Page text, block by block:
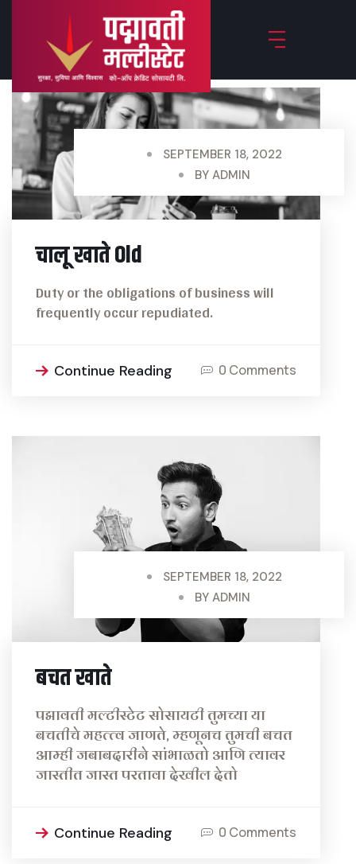
SEPTEMBER 18, 2022
BYADMIN
चालू खाते Old
Duty or the obligations of business will
frequently occur repudiated.
Continue Reading 0 Comments
SEPTEMBER 18, 2022
BYADMIN
बचत खाते
पद्मावती मल्टीस्टेट सोसायटी तुमच्या या
बचतीचे महत्त्व जाणते, म्हणूनच तुमची बचत
आम्ही जबाबदारीने सांभाळतो आणि त्यावर
जास्तीत जास्त परतावा देखील देतो
Continue Reading 0 Comments